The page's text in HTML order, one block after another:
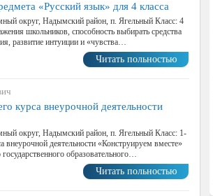
«Русский язык» для 4 класса
округ, Надымский район, п. Ягельный Класс: 4
школьников, способность выбирать средства
развитие интуиции и «чувства…
Читать польностью
курса внеурочной деятельности
округ, Надымский район, п. Ягельный Класс: 1-
деятельности «Конструируем вместе»
образовательного…
Читать польностью